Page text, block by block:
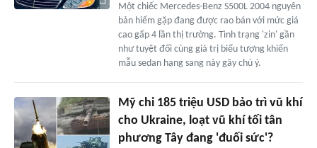
Một chiếc Mercedes-Benz S500L 2004 nguyên
bản hiếm gặp đang được rao bán với mức giá
cao gấp 4 lần thị trường. Tình trạng 'zin' gần
như tuyệt đối cùng giá trị biểu tượng khiến
mẫu sedan hạng sang này gây chú ý.
Mỹ chi 185 triệu USD bảo trì vũ khí
cho Ukraine, loạt vũ khí tối tân
phương Tây đang 'đuối sức'?